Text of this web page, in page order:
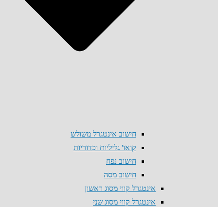
חישוב אינטגרל משולש
קואו' גליליות וכדוריות
חישוב נפח
חישוב מסה
אינטגרל קווי מסוג ראשון
אינטגרל קווי מסוג שני